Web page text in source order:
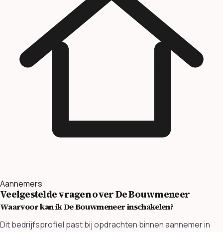
Aannemers
Veelgestelde vragen over De Bouwmeneer
Waarvoor kan ik De Bouwmeneer inschakelen?
Dit bedrijfsprofiel past bij opdrachten binnen aannemer in